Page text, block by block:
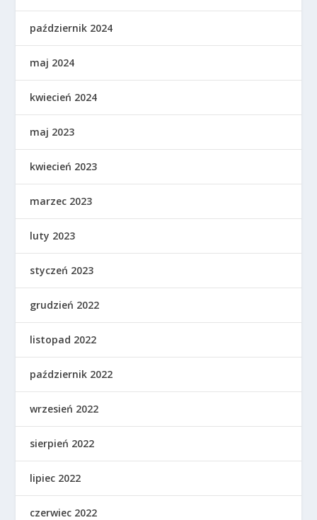
październik 2024
maj 2024
kwiecień 2024
maj 2023
kwiecień 2023
marzec 2023
luty 2023
styczeń 2023
grudzień 2022
listopad 2022
październik 2022
wrzesień 2022
sierpień 2022
lipiec 2022
czerwiec 2022